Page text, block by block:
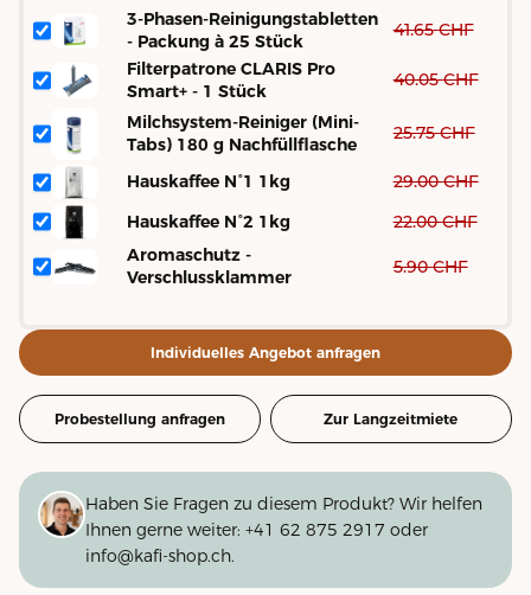
3-Phasen-Reinigungstabletten
- Packung à 25 Stück
41.65 CHF
Filterpatrone CLARIS Pro
Smart+ - 1 Stück
40.05 CHF
Milchsystem-Reiniger (Mini-
Tabs) 180 g Nachfüllflasche
25.75 CHF
Hauskaffee N°1 1kg 29.00 CHF
Hauskaffee N°2 1kg
22.00 CHF
Aromaschutz -
Verschlussklammer
5.90 CHF
Individuelles Angebot anfragen
Probestellung anfragen Zur Langzeitmiete
Haben Sie Fragen zu diesem Produkt? Wir helfen
Ihnen gerne weiter: +41 62 875 2917 oder
info@kafi-shop.ch.